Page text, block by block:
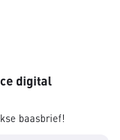
digital
baasbrief!